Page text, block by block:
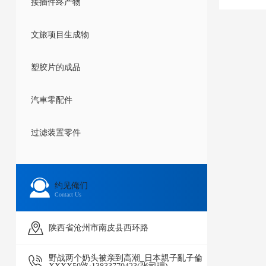
接插件终产物
文旅项目生成物
塑胶片的成品
汽車零配件
过滤装置零件
约见俺们
Contact Us
陕西省沧州市南皮县西环路
野战两个奶头被亲到高潮_日本親子亂子倫